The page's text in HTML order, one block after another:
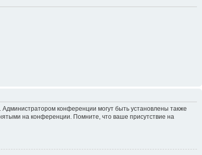
конференции могут быть установлены также
на конференции. Помните, что ваше присутствие на